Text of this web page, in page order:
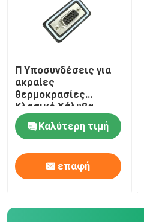
Π Υποσυνδέσεις για
ακραίες
θερμοκρασίες
Κλασικό Χάλυβα
Χάλυβα Χάλυβα
Χρυσαφένιο
Χρυσαφένιο Πινάκια
IP68 Αδιάβροχα -55°C
έως 125°C
Καλύτερη τιμή
επαφή